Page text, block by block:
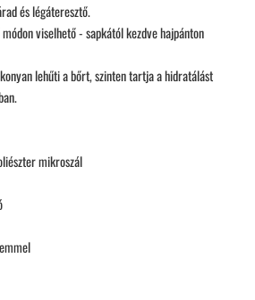
és légáteresztő.
viselhető - sapkától kezdve hajpánton
lehűti a bőrt, szinten tartja a hidratálást
mikroszál